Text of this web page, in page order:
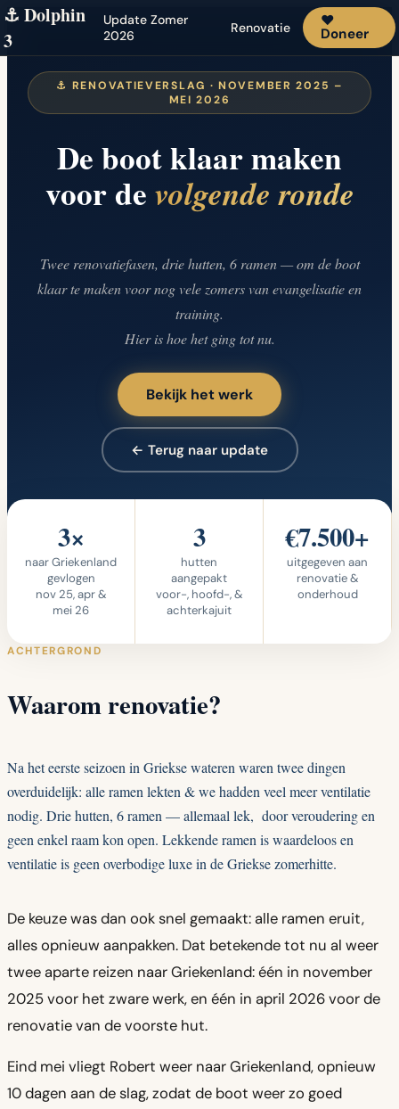
⚓ Dolphin
3
Update Zomer
2026
Renovatie ♥
Doneer
⚓ RENOVATIEVERSLAG · NOVEMBER 2025 –
MEI 2026
De boot klaar maken
voor de volgende ronde
Twee renovatiefasen, drie hutten, 6 ramen — om de boot
klaar te maken voor nog vele zomers van evangelisatie en
training.
Hier is hoe het ging tot nu.
Bekijk het werk
← Terug naar update
3×
naar Griekenland
gevlogen
nov 25, apr &
mei 26
3
hutten
aangepakt
voor-, hoofd-, &
achterkajuit
€7.500+
uitgegeven aan
renovatie &
onderhoud
ACHTERGROND
Waarom renovatie?
Na het eerste seizoen in Griekse wateren waren twee dingen
overduidelijk: alle ramen lekten & we hadden veel meer ventilatie
nodig. Drie hutten, 6 ramen — allemaal lek, door veroudering en
geen enkel raam kon open. Lekkende ramen is waardeloos en
ventilatie is geen overbodige luxe in de Griekse zomerhitte.
De keuze was dan ook snel gemaakt: alle ramen eruit,
alles opnieuw aanpakken. Dat betekende tot nu al weer
twee aparte reizen naar Griekenland: één in november
2025 voor het zware werk, en één in april 2026 voor de
renovatie van de voorste hut.
Eind mei vliegt Robert weer naar Griekenland, opnieuw
10 dagen aan de slag, zodat de boot weer zo goed